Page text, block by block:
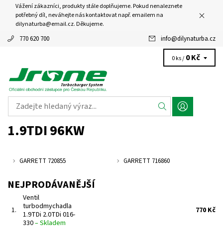
Vážení zákazníci, produkty stále doplňujeme. Pokud nenaleznete
potřebný díl, neváhejte nás kontaktovat např. emailem na
dilynaturba@email.cz. Děkujeme.
770 620 700 info@dilynaturba.cz
0 ks / 0 Kč
1.9TDI 96KW
GARRETT 720855 GARRETT 716860
NEJPRODÁVANĚJŠÍ
1.
Ventil
turbodmychadla
1.9TDi 2.0TDi 016-
330–Skladem
770 Kč